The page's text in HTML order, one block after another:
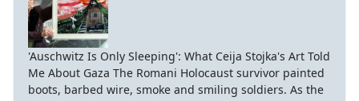
'Auschwitz Is Only Sleeping': What Ceija Stojka's Art Told
Me About Gaza The Romani Holocaust survivor painted
boots, barbed wire, smoke and smiling soldiers. As the